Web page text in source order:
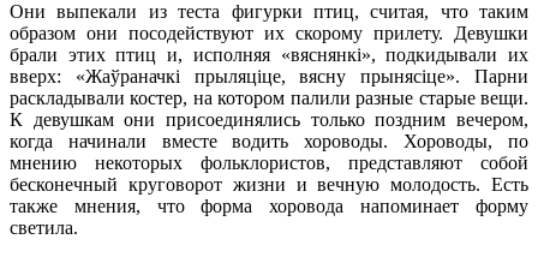
Они выпекали из теста фигурки птиц, считая, что таким
образом они посодействуют их скорому прилету. Девушки
брали этих птиц и, исполняя «вяснянкi», подкидывали их
вверх: «Жаўраначкі прыляціце, вясну прынясіце». Парни
раскладывали костер, на котором палили разные старые вещи.
К девушкам они присоединялись только поздним вечером,
когда начинали вместе водить хороводы. Хороводы, по
мнению некоторых фольклористов, представляют собой
бесконечный круговорот жизни и вечную молодость. Есть
также мнения, что форма хоровода напоминает форму
светила.